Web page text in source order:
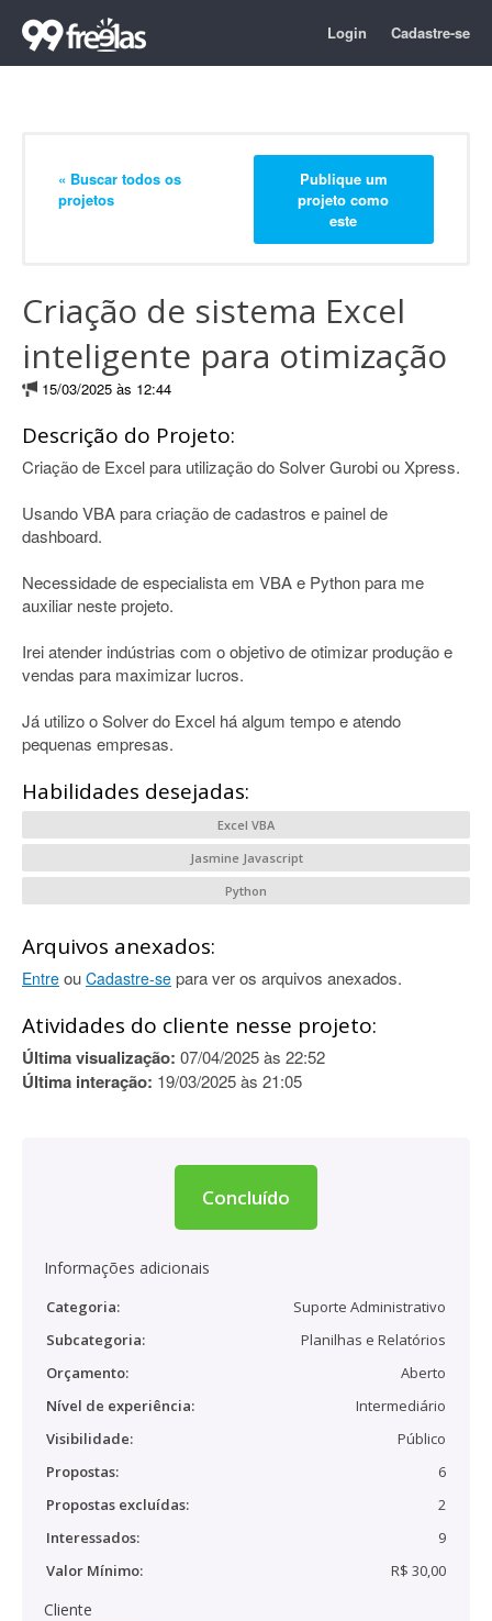
Login Cadastre-se
« Buscar todos os
projetos
Publique um
projeto como
este
Criação de sistema Excel
inteligente para otimização
15/03/2025 às 12:44
Descrição do Projeto:
Criação de Excel para utilização do Solver Gurobi ou Xpress.
Usando VBA para criação de cadastros e painel de
dashboard.
Necessidade de especialista em VBA e Python para me
auxiliar neste projeto.
Irei atender indústrias com o objetivo de otimizar produção e
vendas para maximizar lucros.
Já utilizo o Solver do Excel há algum tempo e atendo
pequenas empresas.
Habilidades desejadas:
Excel VBA
Jasmine Javascript
Python
Arquivos anexados:
Entre ou Cadastre-se para ver os arquivos anexados.
Atividades do cliente nesse projeto:
Última visualização: 07/04/2025 às 22:52
Última interação: 19/03/2025 às 21:05
Concluído
Informações adicionais
Categoria:
Suporte Administrativo
Subcategoria:
Planilhas e Relatórios
Orçamento:
Aberto
Nível de experiência:
Intermediário
Visibilidade:
Público
Propostas:
6
Propostas excluídas:
2
Interessados:
9
Valor Mínimo:
R$ 30,00
Cliente